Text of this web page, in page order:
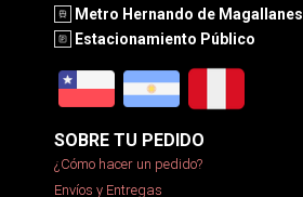
Metro Hernando de Magallanes
Estacionamiento Público
SOBRE TU PEDIDO
¿Cómo hacer un pedido?
Envíos y Entregas